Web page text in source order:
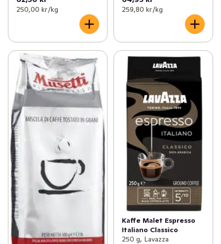
250,00 kr /kg 259,80 kr /kg
Kaffe Malet Espresso
Italiano Classico
250 g, Lavazza